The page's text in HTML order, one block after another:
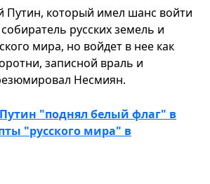
Путин, который имел шанс войти
русских земель и
мира, но войдет в нее как
записной враль и
Несмиян.
Путин "поднял белый флаг" в
"русского мира" в